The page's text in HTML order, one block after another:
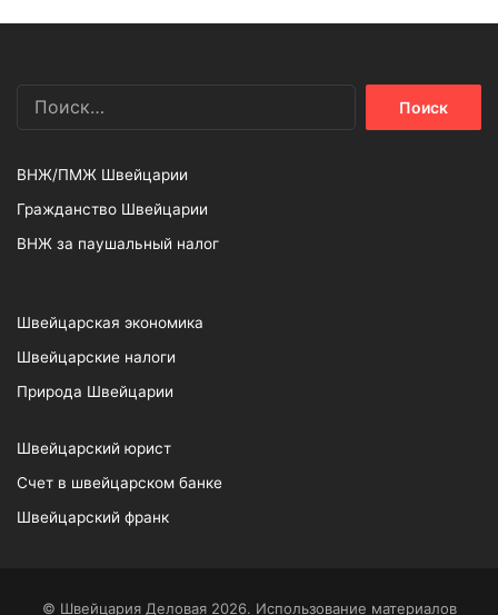
ВНЖ/ПМЖ Швейцарии
Гражданство Швейцарии
ВНЖ за паушальный налог
Швейцарская экономика
Швейцарские налоги
Природа Швейцарии
Швейцарский юрист
Счет в швейцарском банке
Швейцарский франк
© Швейцария Деловая 2026. Использование материалов